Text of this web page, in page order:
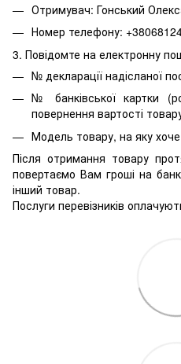
Отримувач: Гонський
Номер телефону:
3. Повідомте на електронну
№ декларації надісланої
№ банківської картки
повернення вартості
Модель товару, на яку
Після отримання товару
повертаємо Вам гроші на
інший товар.
Послуги перевізників